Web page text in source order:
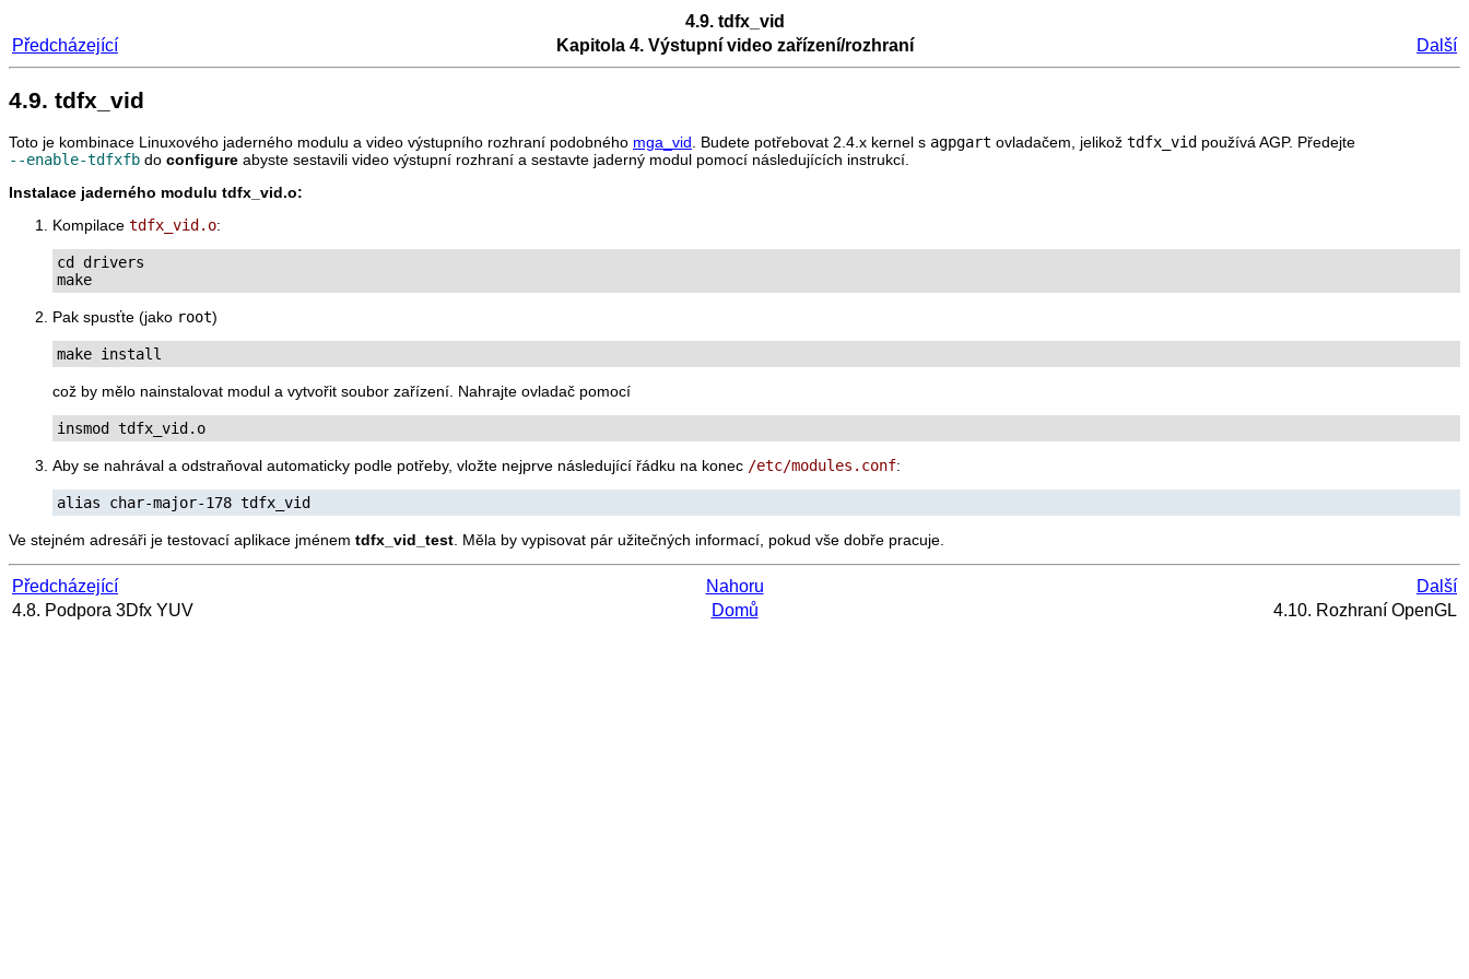
4.9. tdfx_vid
Předcházející
Kapitola 4. Výstupní video zařízení/rozhraní Další
4.9. tdfx_vid
Toto je kombinace Linuxového jaderného modulu a video výstupního rozhraní podobného mga_vid . Budete potřebovat 2.4.x kernel s agpgart ovladačem, jelikož tdfx_vid používá AGP. Předejte
--enable-tdfxfb do configure abyste sestavili video výstupní rozhraní a sestavte jaderný modul pomocí následujících instrukcí.
Instalace jaderného modulu tdfx_vid.o:
Kompilace tdfx_vid.o:
cd drivers
make
Pak spusťte (jako root)
make install
což by mělo nainstalovat modul a vytvořit soubor zařízení. Nahrajte ovladač pomocí
insmod tdfx_vid.o
Aby se nahrával a odstraňoval automaticky podle potřeby, vložte nejprve následující řádku na konec /etc/modules.conf:
alias char-major-178 tdfx_vid
Ve stejném adresáři je testovací aplikace jménem tdfx_vid_test . Měla by vypisovat pár užitečných informací, pokud vše dobře pracuje.
Předcházející Nahoru
Další
4.8. Podpora 3Dfx YUV
Domů 4.10. Rozhraní OpenGL